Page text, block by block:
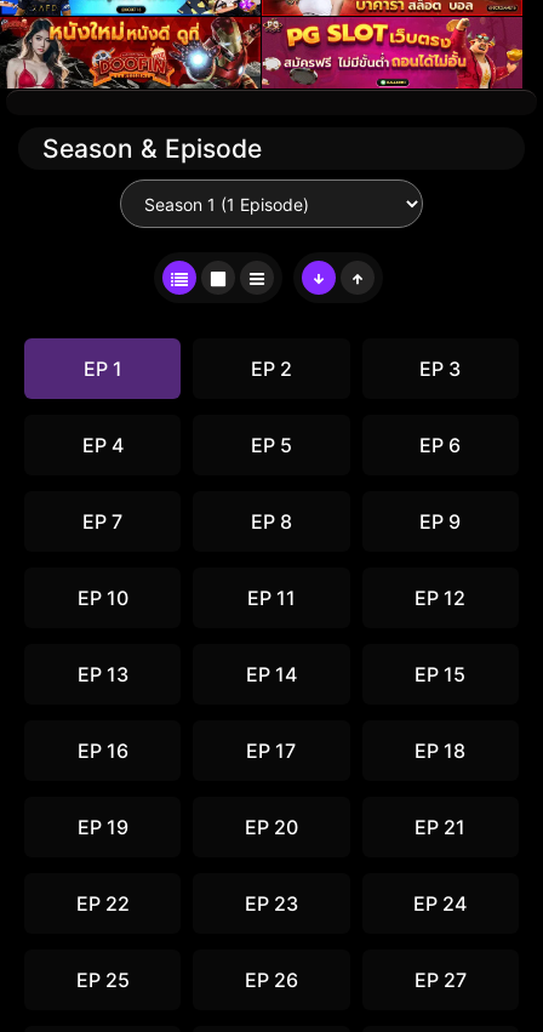
Season & Episode
EP 1 EP 2 EP 3
EP 4 EP 5 EP 6
EP 7 EP 8 EP 9
EP 10 EP 11 EP 12
EP 13 EP 14 EP 15
EP 16 EP 17 EP 18
EP 19 EP 20 EP 21
EP 22 EP 23 EP 24
EP 25 EP 26 EP 27